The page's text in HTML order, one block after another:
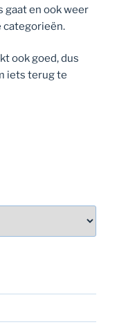
gaat en ook weer
categorieën.
ook goed, dus
iets terug te